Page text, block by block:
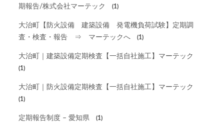
期報告/株式会社マーテック
(1)
大治町【防火設備 建築設備 発電機負荷試験】定期調
査・検査・報告 ⇒ マーテックへ
(1)
大治町｜建築設備定期検査【一括自社施工】マーテック
(1)
大治町｜防火設備定期検査【一括自社施工】マーテック
(1)
定期報告制度 – 愛知県 (1)